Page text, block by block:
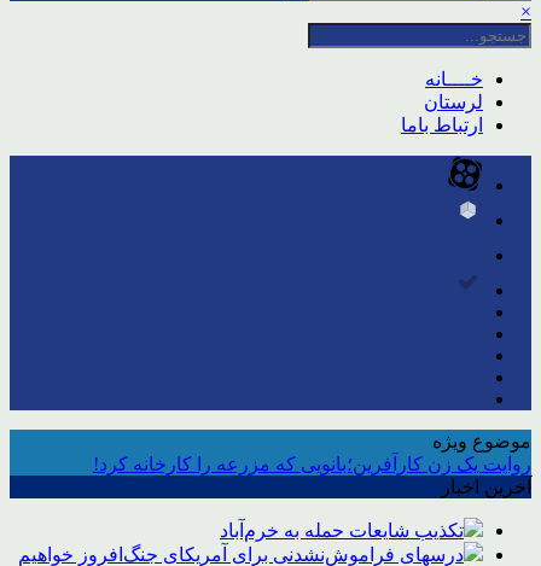
×
خــــانه
لرستان
ارتباط باما
موضوع ویژه
روایت یک زن کارآفرین؛بانویی که مزرعه را کارخانه کرد!
آخرین اخبار
تکذیب شایعات حمله به خرم‌آباد
درسهای فراموش‌نشدنی برای آمریکای جنگ‌افروز خواهیم